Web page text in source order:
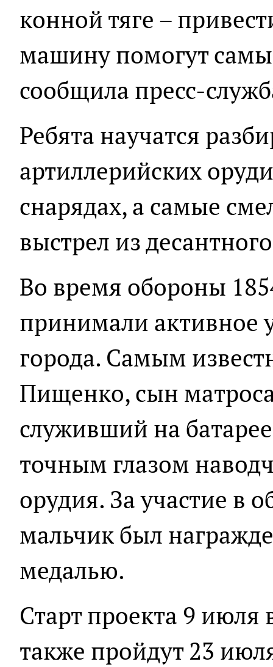
конной тяге –
машину помогут
сообщила пресс-
Ребята научатся
артиллерийских
снарядах, а самые
выстрел из
Во время обороны
принимали активное
города. Самым
Пищенко, сын
служивший на
точным глазом
орудия. За участие в
мальчик был
медалью.
Старт проекта 9
также пройдут 23